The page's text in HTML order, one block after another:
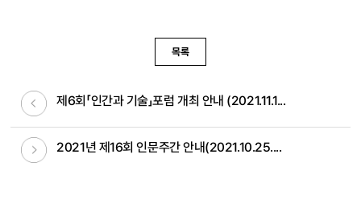
목록
이전글
제6회「인간과 기술」포럼 개최 안내 (2021.11.1...
다음글
2021년 제16회 인문주간 안내(2021.10.25....